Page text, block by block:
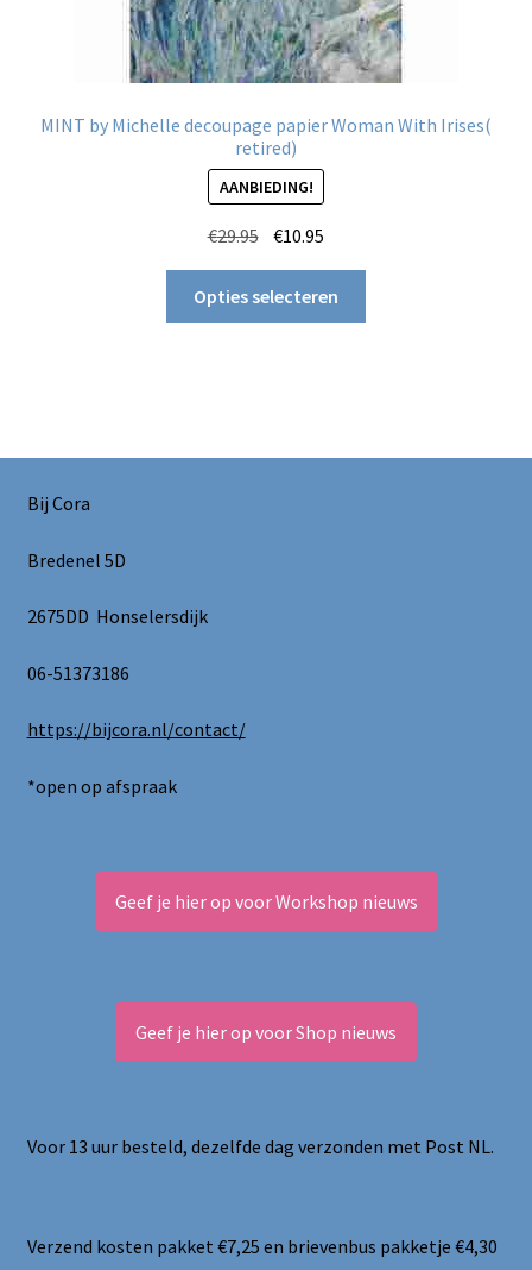
MINT by Michelle decoupage papier Woman With Irises(
retired)
AANBIEDING!
€29.95 Oorspronkelijke
was:
€29.95.
€10.95
is:
€10.95.
Opties selecteren
optie
Bij Cora
Bredenel 5D
2675DD Honselersdijk
06-51373186
https://bijcora.nl/contact/
*open op afspraak
Geef je hier op voor Workshop nieuws
Geef je hier op voor Shop nieuws
Voor 13 uur besteld, dezelfde dag verzonden met Post NL.
Verzend kosten pakket €7,25 en brievenbus pakketje €4,30